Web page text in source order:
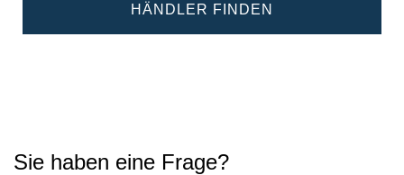
HÄNDLER FINDEN
Sie haben eine Frage?